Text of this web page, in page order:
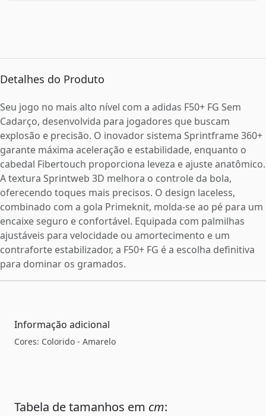
Detalhes do Produto
Seu jogo no mais alto nível com a adidas F50+ FG Sem
Cadarço, desenvolvida para jogadores que buscam
explosão e precisão. O inovador sistema Sprintframe 360+
garante máxima aceleração e estabilidade, enquanto o
cabedal Fibertouch proporciona leveza e ajuste anatômico.
A textura Sprintweb 3D melhora o controle da bola,
oferecendo toques mais precisos. O design laceless,
combinado com a gola Primeknit, molda-se ao pé para um
encaixe seguro e confortável. Equipada com palmilhas
ajustáveis para velocidade ou amortecimento e um
contraforte estabilizador, a F50+ FG é a escolha definitiva
para dominar os gramados.
Informação adicional
Cores: Colorido - Amarelo
Tabela de tamanhos em cm: